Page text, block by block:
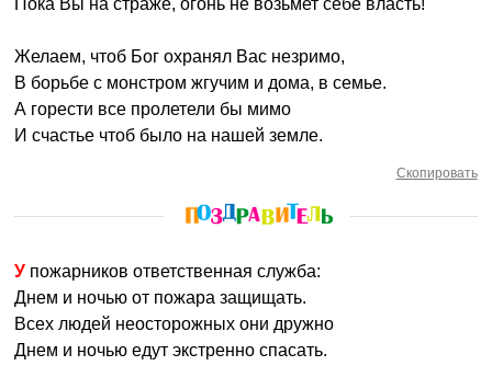
Пока Вы на страже, огонь не возьмет себе власть!
Желаем, чтоб Бог охранял Вас незримо,
В борьбе с монстром жгучим и дома, в семье.
А горести все пролетели бы мимо
И счастье чтоб было на нашей земле.
Скопировать
У пожарников ответственная служба:
Днем и ночью от пожара защищать.
Всех людей неосторожных они дружно
Днем и ночью едут экстренно спасать.